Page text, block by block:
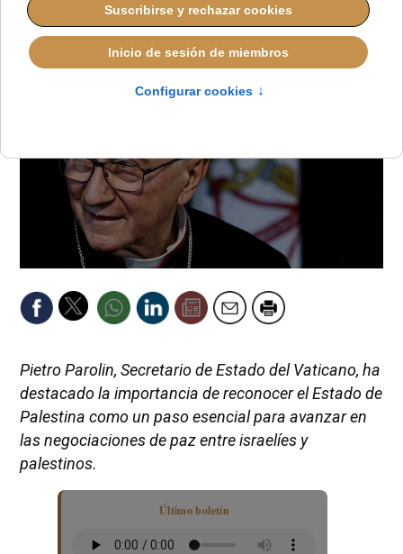
LUNES, 28 JULIO 2025 18:40
Pietro Parolin, Secretario de Estado del Vaticano, ha
destacado la importancia de reconocer el Estado de
Palestina como un paso esencial para avanzar en
las negociaciones de paz entre israelíes y
palestinos.
Último boletín